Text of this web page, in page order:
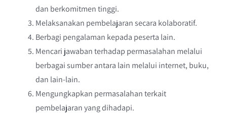
dan berkomitmen tinggi.
Melaksanakan pembelajaran secara kolaboratif.
Berbagi pengalaman kepada peserta lain.
Mencari jawaban terhadap permasalahan melalui
berbagai sumber antara lain melalui internet, buku,
dan lain-lain.
Mengungkapkan permasalahan terkait
pembelajaran yang dihadapi.